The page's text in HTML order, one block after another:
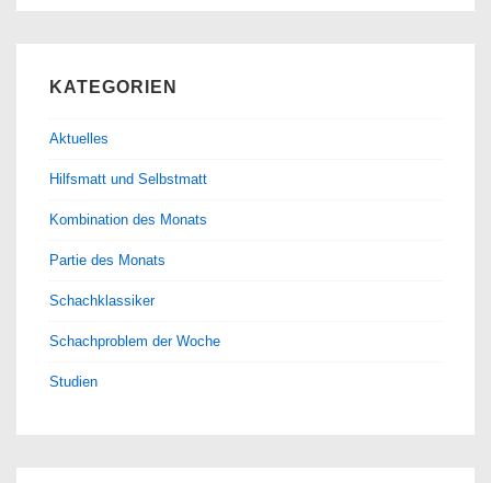
KATEGORIEN
Aktuelles
Hilfsmatt und Selbstmatt
Kombination des Monats
Partie des Monats
Schachklassiker
Schachproblem der Woche
Studien